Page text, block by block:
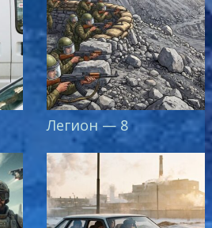
Легион — 8